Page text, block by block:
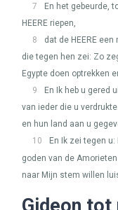
7
En het gebeurde,
HEERE riepen,
8
dat de HEERE een
die tegen hen zei: Zo
Egypte doen optrekken
9
En Ik heb u gered
van ieder die u
en hun land aan u
10
En Ik zei tegen u:
goden van de
naar Mijn stem willen